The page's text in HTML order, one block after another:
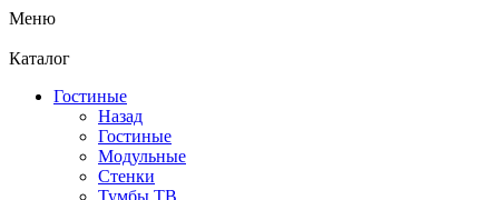
Меню
Каталог
Гостиные
Назад
Гостиные
Модульные
Стенки
Тумбы ТВ